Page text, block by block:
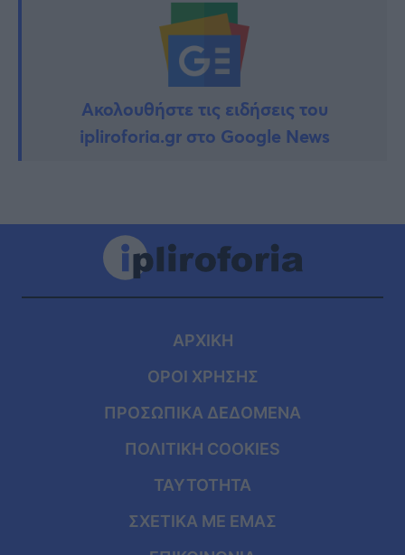
Ακολουθήστε τις ειδήσεις του
ipliroforia.gr στο Google News
ΑΡΧΙΚΗ
ΟΡΟΙ ΧΡΗΣΗΣ
ΠΡΟΣΩΠΙΚΑ ΔΕΔΟΜΕΝΑ
ΠΟΛΙΤΙΚΗ COOKIES
ΤΑΥΤΟΤΗΤΑ
ΣΧΕΤΙΚΑ ΜΕ ΕΜΑΣ